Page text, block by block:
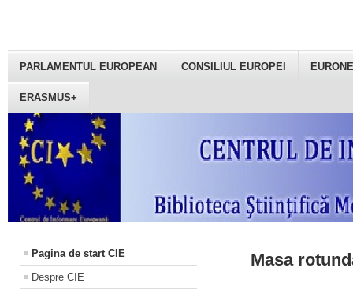
PARLAMENTUL EUROPEAN CONSILIUL EUROPEI
ERASMUS+
Pagina de start CIE
Despre CIE
Masa